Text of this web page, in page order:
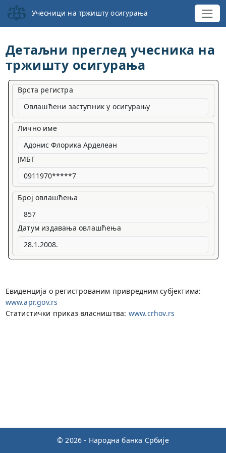
Учесници на тржишту осигурања
Детаљни преглед учесника на
тржишту осигурања
Врста регистра
Овлашћени заступник у осигурању
Лично име
ЈМБГ
Број овлашћења
Датум издавања овлашћења
Евиденција о регистрованим привредним субјектима:
www.apr.gov.rs
Статистички приказ власништва: www.crhov.rs
© 2026 - Народна банка Србије